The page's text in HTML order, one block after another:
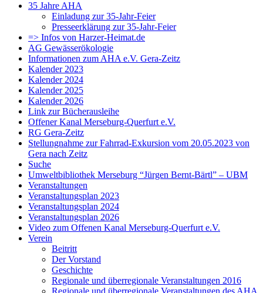
35 Jahre AHA
Einladung zur 35-Jahr-Feier
Presseerklärung zur 35-Jahr-Feier
=> Infos von Harzer-Heimat.de
AG Gewässerökologie
Informationen zum AHA e.V. Gera-Zeitz
Kalender 2023
Kalender 2024
Kalender 2025
Kalender 2026
Link zur Bücherausleihe
Offener Kanal Merseburg-Querfurt e.V.
RG Gera-Zeitz
Stellungnahme zur Fahrrad-Exkursion vom 20.05.2023 von
Gera nach Zeitz
Suche
Umweltbibliothek Merseburg “Jürgen Bernt-Bärtl” – UBM
Veranstaltungen
Veranstaltungsplan 2023
Veranstaltungsplan 2024
Veranstaltungsplan 2026
Video zum Offenen Kanal Merseburg-Querfurt e.V.
Verein
Beitritt
Der Vorstand
Geschichte
Regionale und überregionale Veranstaltungen 2016
Regionale und überregionale Veranstaltungen des AHA